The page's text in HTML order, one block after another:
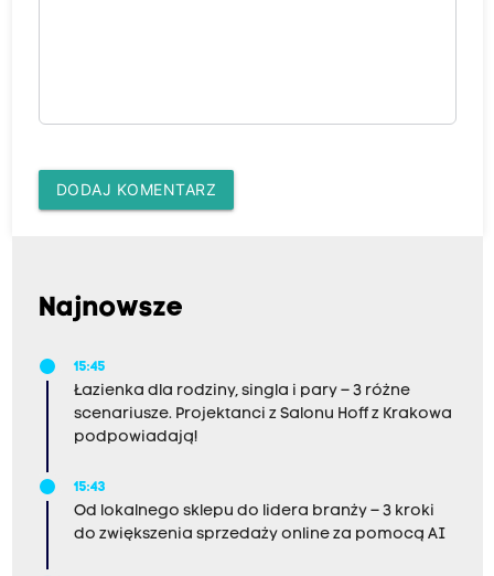
DODAJ KOMENTARZ
Najnowsze
15:45
Łazienka dla rodziny, singla i pary – 3 różne
scenariusze. Projektanci z Salonu Hoff z Krakowa
podpowiadają!
15:43
Od lokalnego sklepu do lidera branży – 3 kroki
do zwiększenia sprzedaży online za pomocą AI